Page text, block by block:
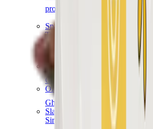
produkty zdravé snídaně
Snacky
Tyčinky
Bezlepkové
Obiloviny a luštěniny
Čočka
Kuskus Těstoviny
Oleje a másla
Ghí máslo
Speciální
Sladidla a dochucovadla
Sirupy
Cukry a alternativní sladidla